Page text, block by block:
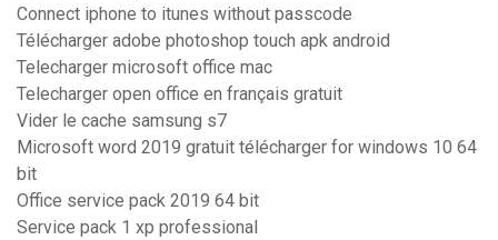
Connect iphone to itunes without passcode
Télécharger adobe photoshop touch apk android
Telecharger microsoft office mac
Telecharger open office en français gratuit
Vider le cache samsung s7
Microsoft word 2019 gratuit télécharger for windows 10 64
bit
Office service pack 2019 64 bit
Service pack 1 xp professional